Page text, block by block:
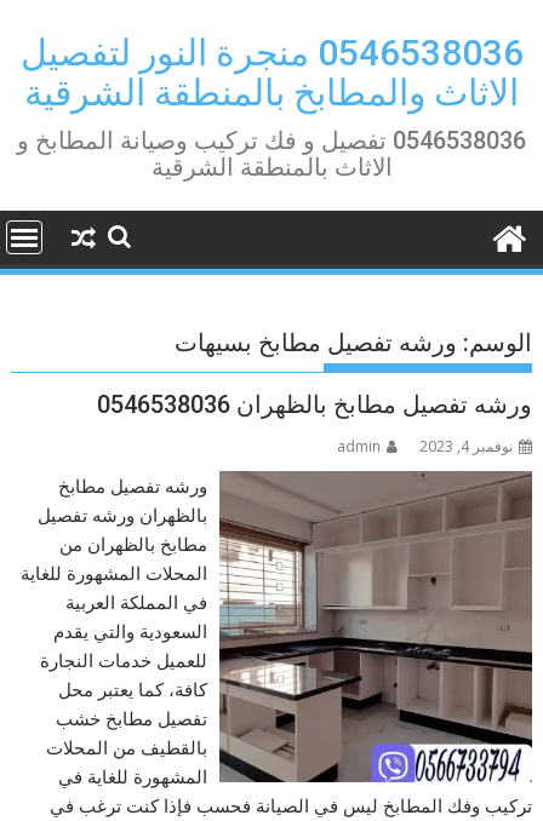
content
0546538036 منجرة النور لتفصيل
الاثاث والمطابخ بالمنطقة الشرقية
0546538036 تفصيل و فك تركيب وصيانة المطابخ و
الاثاث بالمنطقة الشرقية
الوسم: ورشه تفصيل مطابخ بسيهات
ورشه تفصيل مطابخ بالظهران 0546538036
نوفمبر 4, 2023 admin
ورشه تفصيل مطابخ
بالظهران ورشه تفصيل
مطابخ بالظهران من
المحلات المشهورة للغاية
في المملكة العربية
السعودية والتي يقدم
للعميل خدمات النجارة
كافة، كما يعتبر محل
تفصيل مطابخ خشب
بالقطيف من المحلات
المشهورة للغاية في
تركيب وفك المطابخ ليس في الصيانة فحسب فإذا كنت ترغب في